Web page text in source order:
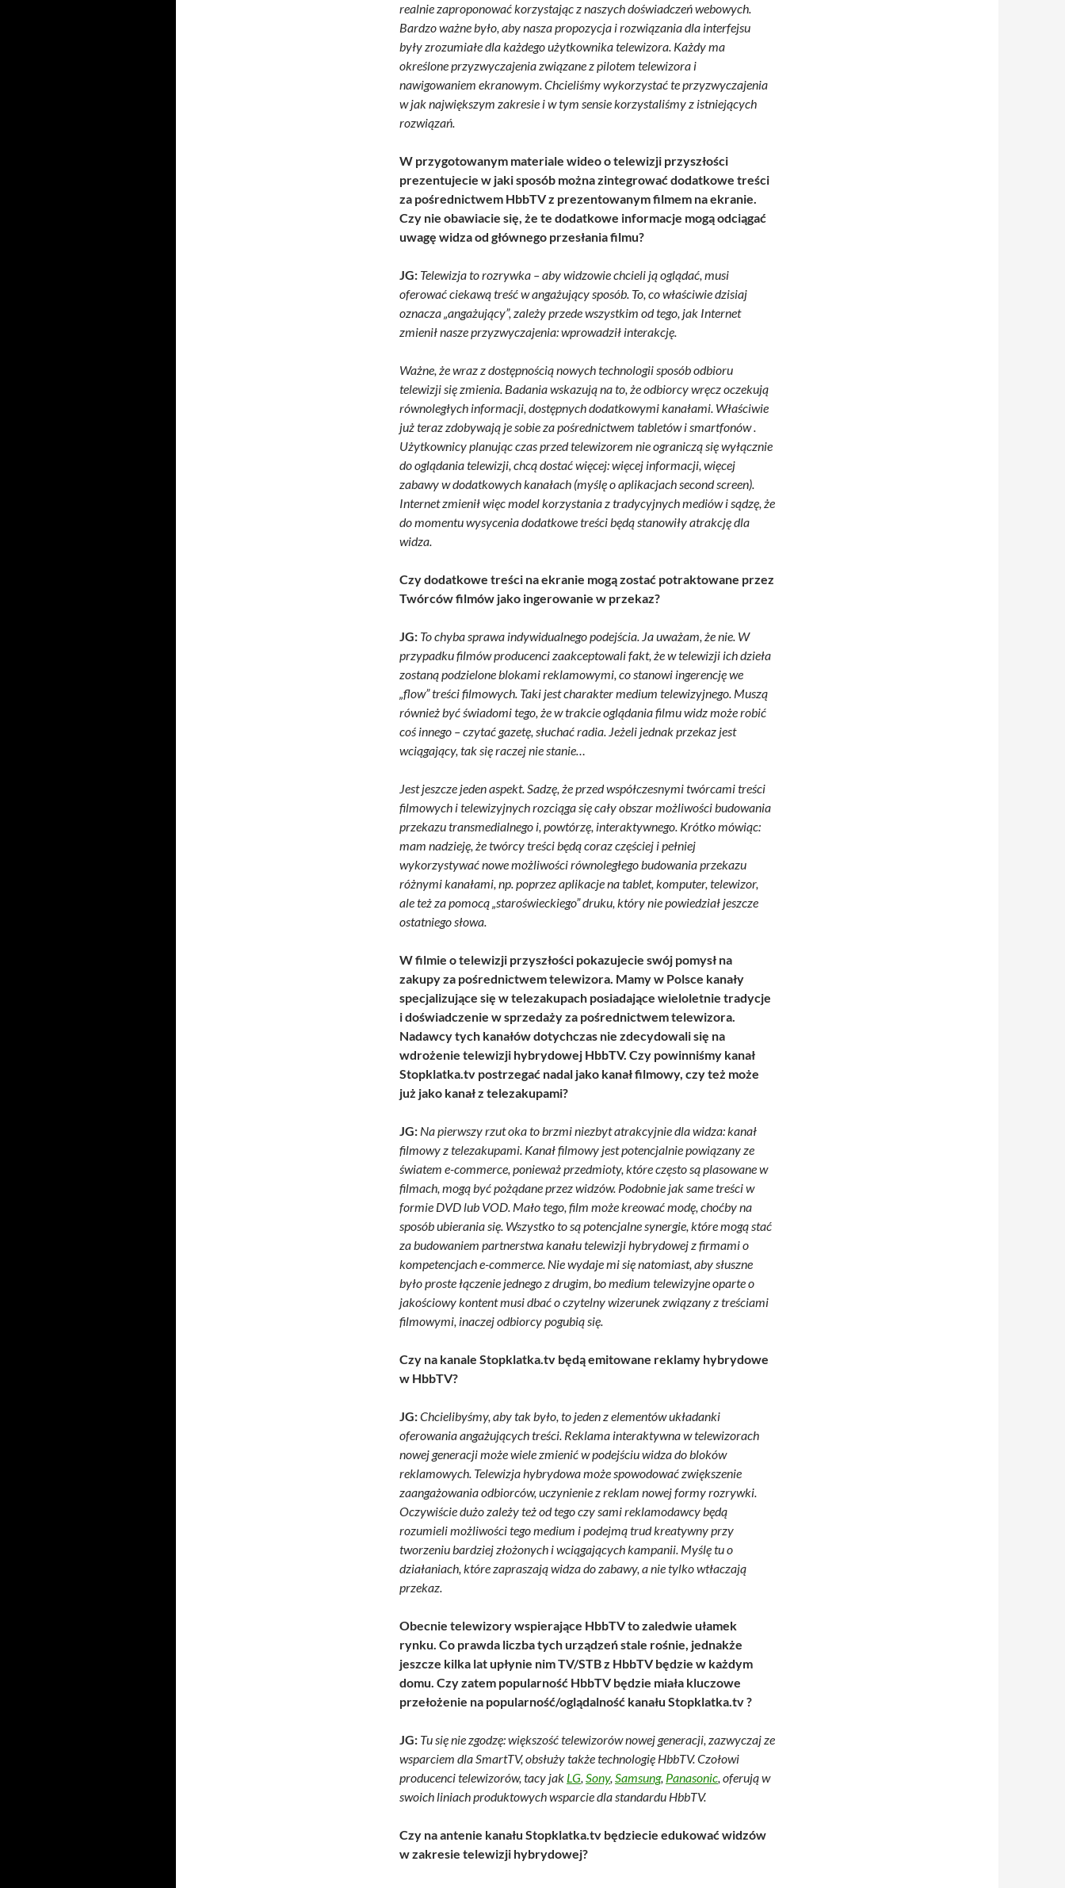
realnie zaproponować korzystając z naszych doświadczeń webowych.
Bardzo ważne było, aby nasza propozycja i rozwiązania dla interfejsu
były zrozumiałe dla każdego użytkownika telewizora. Każdy ma
określone przyzwyczajenia związane z pilotem telewizora i
nawigowaniem ekranowym. Chcieliśmy wykorzystać te przyzwyczajenia
w jak największym zakresie i w tym sensie korzystaliśmy z istniejących
rozwiązań.
W przygotowanym materiale wideo o telewizji przyszłości
prezentujecie w jaki sposób można zintegrować dodatkowe treści
za pośrednictwem HbbTV z prezentowanym filmem na ekranie.
Czy nie obawiacie się, że te dodatkowe informacje mogą odciągać
uwagę widza od głównego przesłania filmu?
JG: Telewizja to rozrywka – aby widzowie chcieli ją oglądać, musi
oferować ciekawą treść w angażujący sposób. To, co właściwie dzisiaj
oznacza „angażujący”, zależy przede wszystkim od tego, jak Internet
zmienił nasze przyzwyczajenia: wprowadził interakcję.
Ważne, że wraz z dostępnością nowych technologii sposób odbioru
telewizji się zmienia. Badania wskazują na to, że odbiorcy wręcz oczekują
równoległych informacji, dostępnych dodatkowymi kanałami. Właściwie
już teraz zdobywają je sobie za pośrednictwem tabletów i smartfonów .
Użytkownicy planując czas przed telewizorem nie ograniczą się wyłącznie
do oglądania telewizji, chcą dostać więcej: więcej informacji, więcej
zabawy w dodatkowych kanałach (myślę o aplikacjach second screen).
Internet zmienił więc model korzystania z tradycyjnych mediów i sądzę, że
do momentu wysycenia dodatkowe treści będą stanowiły atrakcję dla
widza.
Czy dodatkowe treści na ekranie mogą zostać potraktowane przez
Twórców filmów jako ingerowanie w przekaz?
JG: To chyba sprawa indywidualnego podejścia. Ja uważam, że nie. W
przypadku filmów producenci zaakceptowali fakt, że w telewizji ich dzieła
zostaną podzielone blokami reklamowymi, co stanowi ingerencję we
„flow” treści filmowych. Taki jest charakter medium telewizyjnego. Muszą
również być świadomi tego, że w trakcie oglądania filmu widz może robić
coś innego – czytać gazetę, słuchać radia. Jeżeli jednak przekaz jest
wciągający, tak się raczej nie stanie…
Jest jeszcze jeden aspekt. Sadzę, że przed współczesnymi twórcami treści
filmowych i telewizyjnych rozciąga się cały obszar możliwości budowania
przekazu transmedialnego i, powtórzę, interaktywnego. Krótko mówiąc:
mam nadzieję, że twórcy treści będą coraz częściej i pełniej
wykorzystywać nowe możliwości równoległego budowania przekazu
różnymi kanałami, np. poprzez aplikacje na tablet, komputer, telewizor,
ale też za pomocą „staroświeckiego” druku, który nie powiedział jeszcze
ostatniego słowa.
W filmie o telewizji przyszłości pokazujecie swój pomysł na
zakupy za pośrednictwem telewizora. Mamy w Polsce kanały
specjalizujące się w telezakupach posiadające wieloletnie tradycje
i doświadczenie w sprzedaży za pośrednictwem telewizora.
Nadawcy tych kanałów dotychczas nie zdecydowali się na
wdrożenie telewizji hybrydowej HbbTV. Czy powinniśmy kanał
Stopklatka.tv postrzegać nadal jako kanał filmowy, czy też może
już jako kanał z telezakupami?
JG: Na pierwszy rzut oka to brzmi niezbyt atrakcyjnie dla widza: kanał
filmowy z telezakupami. Kanał filmowy jest potencjalnie powiązany ze
światem e-commerce, ponieważ przedmioty, które często są plasowane w
filmach, mogą być pożądane przez widzów. Podobnie jak same treści w
formie DVD lub VOD. Mało tego, film może kreować modę, choćby na
sposób ubierania się. Wszystko to są potencjalne synergie, które mogą stać
za budowaniem partnerstwa kanału telewizji hybrydowej z firmami o
kompetencjach e-commerce. Nie wydaje mi się natomiast, aby słuszne
było proste łączenie jednego z drugim, bo medium telewizyjne oparte o
jakościowy kontent musi dbać o czytelny wizerunek związany z treściami
filmowymi, inaczej odbiorcy pogubią się.
Czy na kanale Stopklatka.tv będą emitowane reklamy hybrydowe
w HbbTV?
JG:Chcielibyśmy, aby tak było, to jeden z elementów układanki
oferowania angażujących treści. Reklama interaktywna w telewizorach
nowej generacji może wiele zmienić w podejściu widza do bloków
reklamowych. Telewizja hybrydowa może spowodować zwiększenie
zaangażowania odbiorców, uczynienie z reklam nowej formy rozrywki.
Oczywiście dużo zależy też od tego czy sami reklamodawcy będą
rozumieli możliwości tego medium i podejmą trud kreatywny przy
tworzeniu bardziej złożonych i wciągających kampanii. Myślę tu o
działaniach, które zapraszają widza do zabawy, a nie tylko wtłaczają
przekaz.
Obecnie telewizory wspierające HbbTV to zaledwie ułamek
rynku. Co prawda liczba tych urządzeń stale rośnie, jednakże
jeszcze kilka lat upłynie nim TV/STB z HbbTV będzie w każdym
domu. Czy zatem popularność HbbTV będzie miała kluczowe
przełożenie na popularność/oglądalność kanału Stopklatka.tv ?
JG: Tu się nie zgodzę: większość telewizorów nowej generacji, zazwyczaj ze
wsparciem dla SmartTV, obsłuży także technologię HbbTV. Czołowi
producenci telewizorów, tacy jak LG, Sony, Samsung, Panasonic, oferują w
swoich liniach produktowych wsparcie dla standardu HbbTV.
Czy na antenie kanału Stopklatka.tv będziecie edukować widzów
w zakresie telewizji hybrydowej?